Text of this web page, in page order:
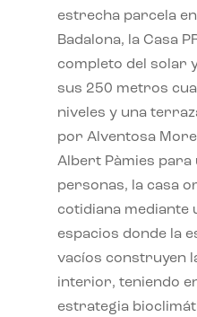
estrecha parcela
Badalona, la Casa
completo del solar
sus 250 metros
niveles y una
por Alventosa
Albert Pàmies para
personas, la casa
cotidiana mediante
espacios donde la
vacíos construyen
interior, teniendo
estrategia